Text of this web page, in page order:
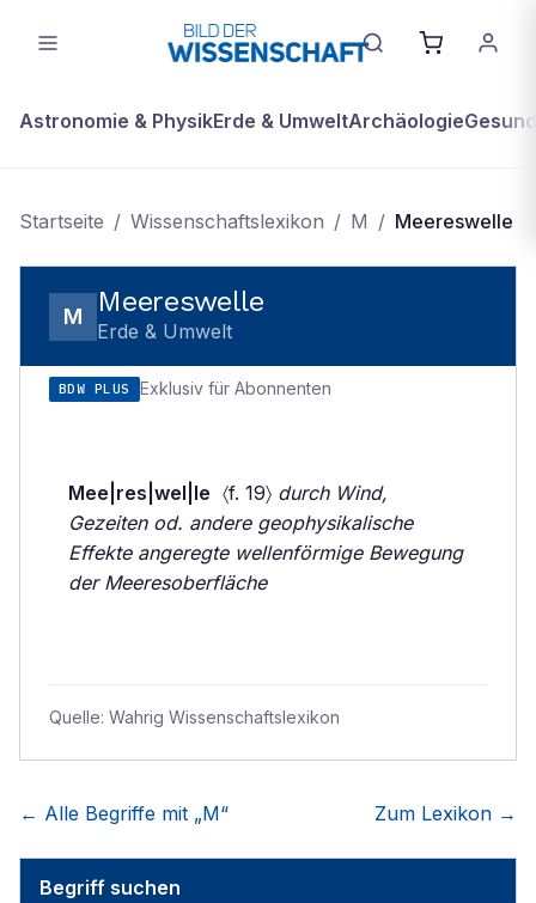
Astronomie & PhysikErde & UmweltArchäologie
Startseite / Wissenschaftslexikon / M / Meereswelle
M Meereswelle
Erde & Umwelt
BDW PLUS Exklusiv für Abonnenten
Mee|res|wel|le 〈f. 19〉 durch Wind,
Gezeiten od. andere geophysikalische
Effekte angeregte wellenförmige Bewegung
der Meeresoberfläche
Quelle: Wahrig Wissenschaftslexikon
← Alle Begriffe mit „M“ Zum Lexikon →
Begriff suchen